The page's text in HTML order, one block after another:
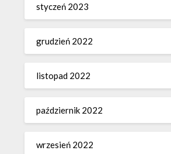
styczeń 2023
grudzień 2022
listopad 2022
październik 2022
wrzesień 2022